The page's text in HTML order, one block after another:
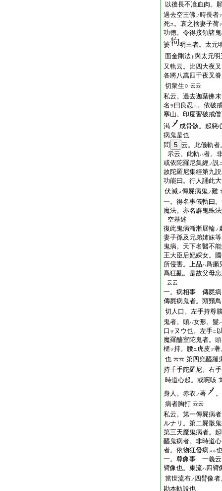
以後長不飡血肉。
過去空王佛 ノ時長者
死ス 。哀之捨妻子荷
功徳。令得接領諸
婆
明王者。太元
面金剛法 ト 與太元
又軌云。比四大夜叉
各將八萬四千夜叉
切衆生○ 云云
私云。過去迦葉佛
名 ヲ 曰良忍 ト 。依破
寒山。印度習破戒
渇
成骨骸。起惡
病鬼是也
問 5 云。此儀軌者
示云。此軌ハ者。
或依陀羅尼集經ノ説
故陀羅尼集經第九
功能曰。行人誦此
伏滅ス傳屍病鬼ノ難
一。得名事儀軌曰
魔法。亦名辟鬼殊
空基述
復此鬼病漸漸展輪ノ
妻子孫及兄弟姉妹等
鬼病。天下名醫不
王大臣后妃婇女。
所侵害。上品ハ爲癩
爲狂亂。是故父母
云云
一。病相事 傳屍病
傳屍病鬼者。頭頸
切人口。左手持尊
鬼者。頭ハ女形。髮
口 ヲ ヌウ也。左手ニ
魔羅醯室陀鬼者。
槌 ヲ持。腰ニ虎皮 ヲ著
也 云云 第四兜醯羅
持千手陀羅尼。右
時道心起。或啘咳
身人。赤衣ノ著
病者胸打 云云
私云。第一傳屍病
ルナリ。第二屍骸
第三天魔鬼病者。
醯鬼病者。非時道心
者。依物狂發病 スル
一。尊像事 一義云
臂像也。東流ハ四臂
當世流布ノ 四臂像
勘本軌説也